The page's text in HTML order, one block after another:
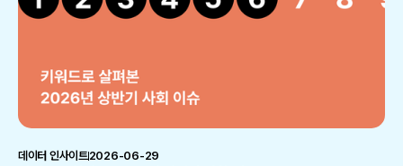
데이터 인사이트2026-06-29